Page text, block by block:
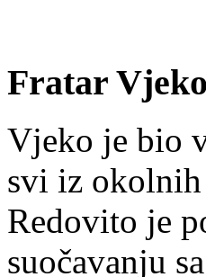
Fratar
Vjeko je bio
svi iz okolnih
Redovito je
suočavanju